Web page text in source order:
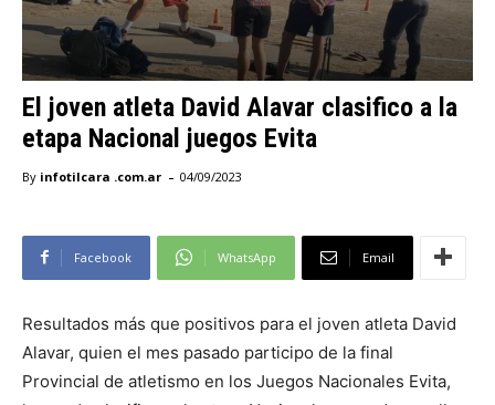
El joven atleta David Alavar clasifico a la
etapa Nacional juegos Evita
By infotilcara .com.ar - 04/09/2023
Facebook WhatsApp Email
Resultados más que positivos para el joven atleta David
Alavar, quien el mes pasado participo de la final
Provincial de atletismo en los Juegos Nacionales Evita,